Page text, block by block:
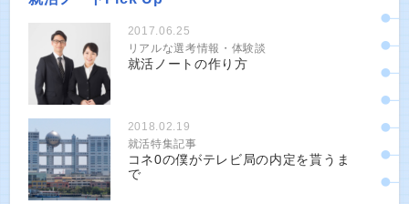
2017.06.25
リアルな選考情報・体験談
就活ノートの作り方
2018.02.19
就活特集記事
コネ0の僕がテレビ局の内定を貰うま
で